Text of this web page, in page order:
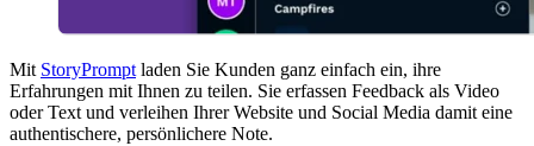
Mit StoryPrompt laden Sie Kunden ganz einfach ein, ihre
Erfahrungen mit Ihnen zu teilen. Sie erfassen Feedback als Video
oder Text und verleihen Ihrer Website und Social Media damit eine
authentischere, persönlichere Note.